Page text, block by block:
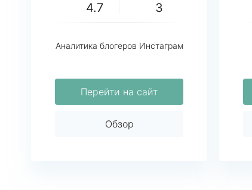
4.7 3
Аналитика блогеров Инстаграм
Перейти на сайт
Обзор